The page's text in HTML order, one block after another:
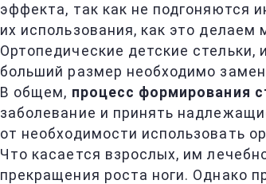
эффекта, так как не подгоняются
их использования, как это делаем
Ортопедические детские
больший размер необходимо
В общем, процесс формирования
заболевание и принять
от необходимости использовать
Что касается взрослых, им
прекращения роста ноги. Однако